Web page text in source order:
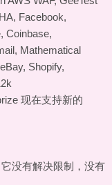
Facebook,
Coinbase,
Mathematical
Shopify,
现在支持新的
没有解决限制，没有